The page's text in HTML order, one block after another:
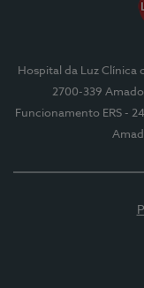
Hospital da Luz Clínica
2700-339
Funcionamento ERS -